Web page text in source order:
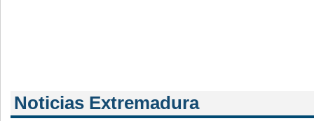
Noticias Extremadura